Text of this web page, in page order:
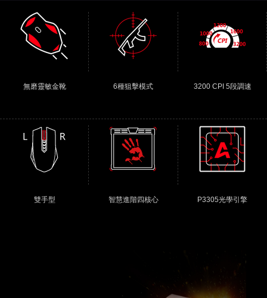
無磨靈敏金靴 6種狙擊模式 3200 CPI 5段調速
雙手型 智慧進階四核心 P3305光學引擎